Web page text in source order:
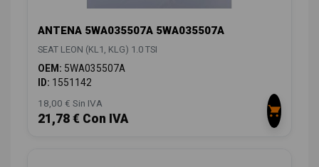
ANTENA 5WA035507A 5WA035507A
SEAT LEON (KL1, KLG) 1.0 TSI
OEM: 5WA035507A
ID: 1551142
18,00 € Sin IVA
21,78 € Con IVA